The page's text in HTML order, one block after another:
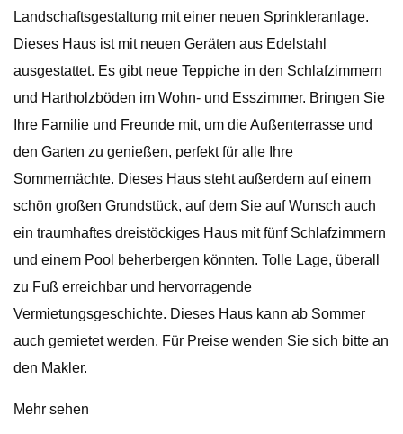
Landschaftsgestaltung mit einer neuen Sprinkleranlage.
Dieses Haus ist mit neuen Geräten aus Edelstahl
ausgestattet. Es gibt neue Teppiche in den Schlafzimmern
und Hartholzböden im Wohn- und Esszimmer. Bringen Sie
Ihre Familie und Freunde mit, um die Außenterrasse und
den Garten zu genießen, perfekt für alle Ihre
Sommernächte. Dieses Haus steht außerdem auf einem
schön großen Grundstück, auf dem Sie auf Wunsch auch
ein traumhaftes dreistöckiges Haus mit fünf Schlafzimmern
und einem Pool beherbergen könnten. Tolle Lage, überall
zu Fuß erreichbar und hervorragende
Vermietungsgeschichte. Dieses Haus kann ab Sommer
auch gemietet werden. Für Preise wenden Sie sich bitte an
den Makler.
Mehr sehen